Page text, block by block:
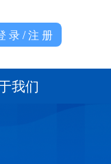
录 / 注 册
我们